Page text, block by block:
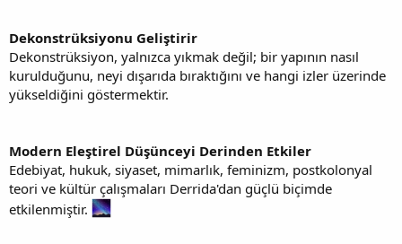
Dekonstrüksiyonu Geliştirir
Dekonstrüksiyon, yalnızca yıkmak değil; bir yapının nasıl
kurulduğunu, neyi dışarıda bıraktığını ve hangi izler üzerinde
yükseldiğini göstermektir.
Modern Eleştirel Düşünceyi Derinden Etkiler
Edebiyat, hukuk, siyaset, mimarlık, feminizm, postkolonyal
teori ve kültür çalışmaları Derrida'dan güçlü biçimde
etkilenmiştir.